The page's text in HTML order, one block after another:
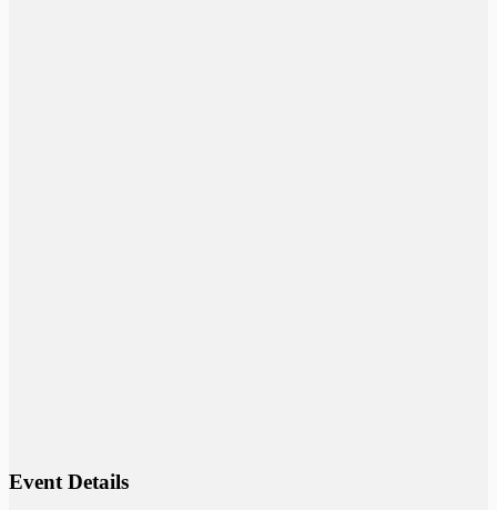
Event Details